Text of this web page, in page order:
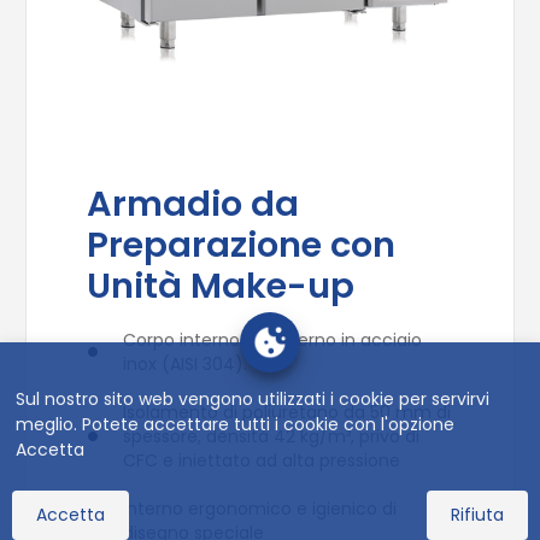
Sul nostro sito web vengono utilizzati i cookie per servirvi
meglio. Potete accettare tutti i cookie con l'opzione
Accetta
Accetta Rifiuta
Armadio da
Preparazione con
Unità Make-up
Corpo interno ed esterno in acciaio
inox (AISI 304).
Isolamento di poliuretano da 50 mm di
spessore, densità 42 kg/m³, privo di
disegno speciale